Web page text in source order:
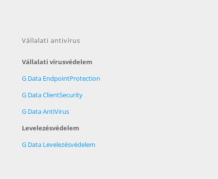
Vállalati antivírus
Vállalati vírusvédelem
G Data EndpointProtection
G Data ClientSecurity
G Data AntiVirus
Levelezésvédelem
G Data Levelezésvédelem